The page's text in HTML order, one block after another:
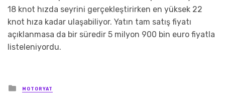
18 knot hızda seyrini gerçekleştirirken en yüksek 22
knot hıza kadar ulaşabiliyor. Yatın tam satış fiyatı
açıklanmasa da bir süredir 5 milyon 900 bin euro fiyatla
listeleniyordu.
Posted
in
MOTORYAT